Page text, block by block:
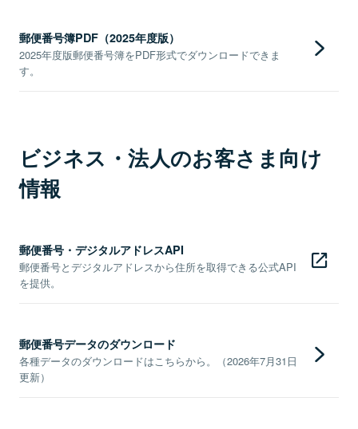
郵便番号簿PDF（2025年度版）
2025年度版郵便番号簿をPDF形式でダウンロードできま
す。
ビジネス・法人のお客さま向け
情報
郵便番号・デジタルアドレスAPI
郵便番号とデジタルアドレスから住所を取得できる公式API
を提供。
郵便番号データのダウンロード
各種データのダウンロードはこちらから。（2026年7月31日
更新）